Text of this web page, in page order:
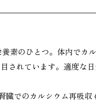
素のひとつ。体内でカ
されています。適度な
臓でのカルシウム再吸収